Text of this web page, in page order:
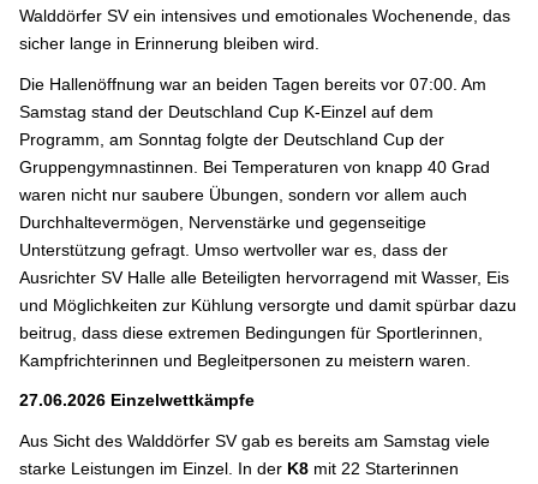
Walddörfer SV ein intensives und emotionales Wochenende, das
sicher lange in Erinnerung bleiben wird.
Die Hallenöffnung war an beiden Tagen bereits vor 07:00. Am
Samstag stand der Deutschland Cup K-Einzel auf dem
Programm, am Sonntag folgte der Deutschland Cup der
Gruppengymnastinnen. Bei Temperaturen von knapp 40 Grad
waren nicht nur saubere Übungen, sondern vor allem auch
Durchhaltevermögen, Nervenstärke und gegenseitige
Unterstützung gefragt. Umso wertvoller war es, dass der
Ausrichter SV Halle alle Beteiligten hervorragend mit Wasser, Eis
und Möglichkeiten zur Kühlung versorgte und damit spürbar dazu
beitrug, dass diese extremen Bedingungen für Sportlerinnen,
Kampfrichterinnen und Begleitpersonen zu meistern waren.
27.06.2026 Einzelwettkämpfe
Aus Sicht des Walddörfer SV gab es bereits am Samstag viele
starke Leistungen im Einzel. In der K8 mit 22 Starterinnen